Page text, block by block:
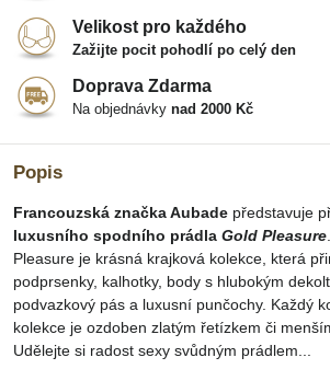
Popis
Francouzská značka Aubade představuje
luxusního spodního prádla Gold Pleasure
Pleasure je krásná krajková kolekce, která
podprsenky, kalhotky, body s hlubokým
podvazkový pás a luxusní punčochy. Každý
kolekce je ozdoben zlatým řetízkem či
Udělejte si radost sexy svůdným prádlem...
Velikost pro každého
Zažijte pocit pohodlí po celý den
Doprava Zdarma
Na objednávky nad 2000 Kč